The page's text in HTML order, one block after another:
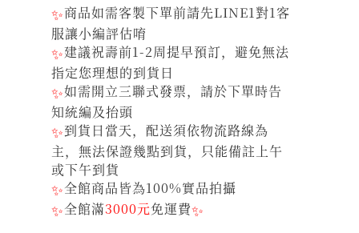
✨商品如需客製下單前請先LINE1對1客
服讓小編評估唷
✨建議祝壽前1-2周提早預訂，避免無法
指定您理想的到貨日
✨如需開立三聯式發票，請於下單時告
知統編及抬頭
✨到貨日當天，配送須依物流路線為
主，無法保證幾點到貨，只能備註上午
或下午到貨
✨全館商品皆為100%實品拍攝
✨全館滿3000元免運費✨